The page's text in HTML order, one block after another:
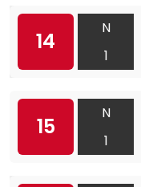
14
N
1
15
N
1